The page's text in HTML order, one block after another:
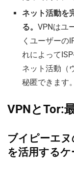
ネット活動を
る。 VPNはユ
くユーザーの
れによって
ネット活動（
秘匿できます。
VPNとTor:
ブイピーエ
を活用するケ